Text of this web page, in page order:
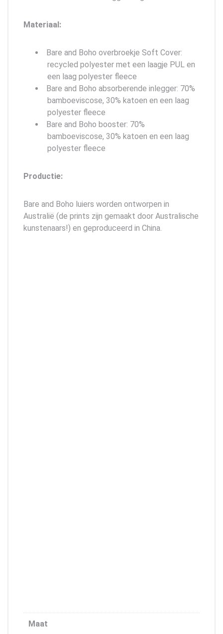
Materiaal:
Bare and Boho overbroekje Soft Cover:
recycled polyester met een laagje PUL en
een laag polyester fleece
Bare and Boho absorberende inlegger: 70%
bamboeviscose, 30% katoen en een laag
polyester fleece
Bare and Boho booster: 70%
bamboeviscose, 30% katoen en een laag
polyester fleece
Productie:
Bare and Boho luiers worden ontworpen in
Australië (de prints zijn gemaakt door Australische
kunstenaars!) en geproduceerd in China.
Maat